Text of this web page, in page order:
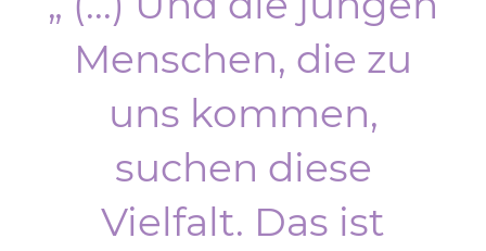
Menschen, die zu
uns kommen,
suchen diese
Vielfalt. Das ist